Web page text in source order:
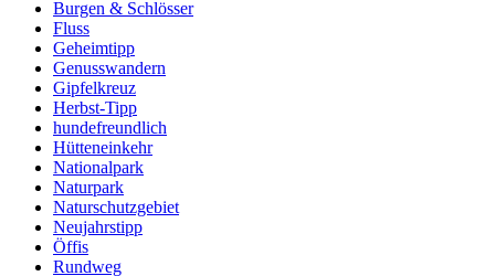
Burgen & Schlösser
Fluss
Geheimtipp
Genusswandern
Gipfelkreuz
Herbst-Tipp
hundefreundlich
Hütteneinkehr
Nationalpark
Naturpark
Naturschutzgebiet
Neujahrstipp
Öffis
Rundweg